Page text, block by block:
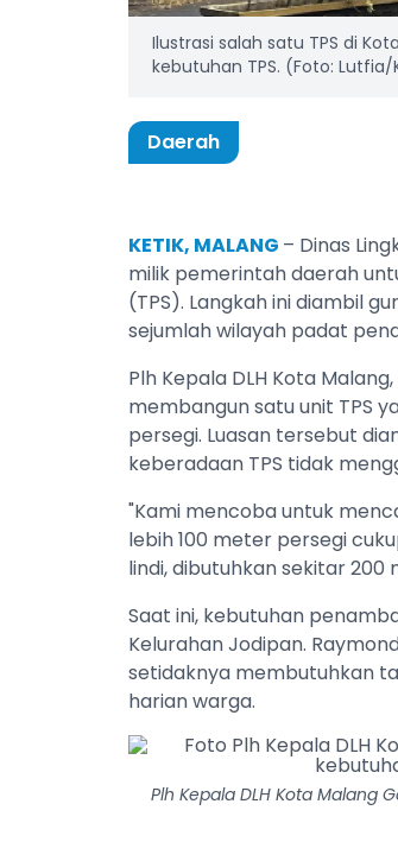
Ilustrasi salah satu TPS di
kebutuhan TPS. (Foto:
Daerah
KETIK, MALANG – Dinas
milik pemerintah daerah
(TPS). Langkah ini diambil
sejumlah wilayah padat
Plh Kepala DLH Kota
membangun satu unit TPS
persegi. Luasan tersebut
keberadaan TPS tidak
"Kami mencoba untuk
lebih 100 meter persegi
lindi, dibutuhkan sekitar 200
Saat ini, kebutuhan
Kelurahan Jodipan.
setidaknya membutuhkan
harian warga.
Plh Kepala DLH Kota Malang